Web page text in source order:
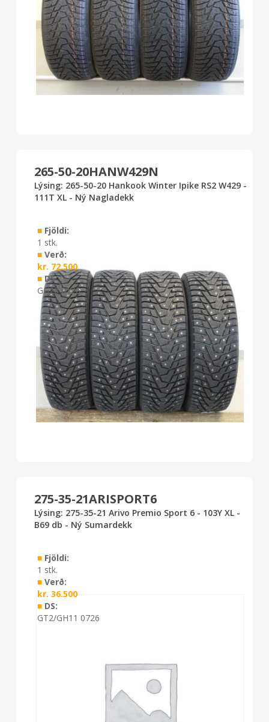
Lýsing: 265-50-20 Hankook Winter Ipike RS2 W429 -
111T XL - Ný Nagladekk
■Fjöldi:
1 stk.
■Verð:
kr. 72.500
■DS:
GH28 0126
265-50-20HANW429N
Lýsing: 275-35-21 Arivo Premio Sport 6 - 103Y XL -
B69 db - Ný Sumardekk
■Fjöldi:
1 stk.
■Verð:
kr. 36.500
■DS:
GT2/GH11 0726
275-35-21ARISPORT6